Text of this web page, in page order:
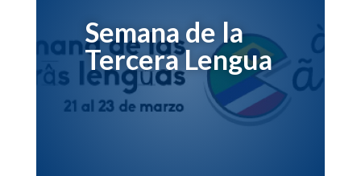
Semana de la
Tercera Lengua